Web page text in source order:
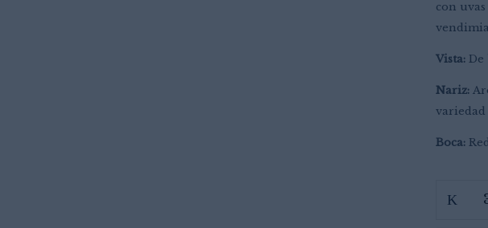
con
Vista: De
Nariz:
Boca:
Guarda mi nombre,